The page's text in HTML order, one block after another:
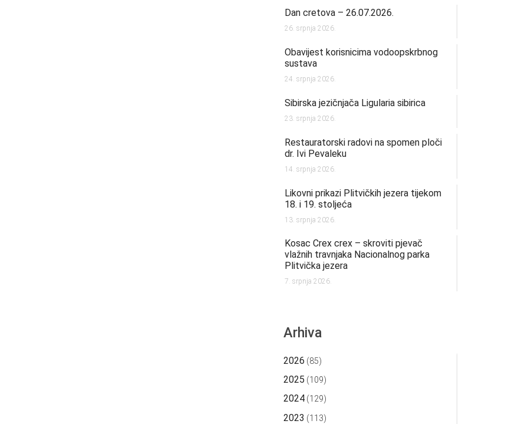
Dan cretova – 26.07.2026.
26. srpnja 2026.
Obavijest korisnicima vodoopskrbnog
sustava
24. srpnja 2026.
Sibirska jezičnjača Ligularia sibirica
23. srpnja 2026.
Restauratorski radovi na spomen ploči
dr. Ivi Pevaleku
14. srpnja 2026.
Likovni prikazi Plitvičkih jezera tijekom
18. i 19. stoljeća
13. srpnja 2026.
Kosac Crex crex – skroviti pjevač
vlažnih travnjaka Nacionalnog parka
Plitvička jezera
7. srpnja 2026.
Arhiva
2026 (85)
2025 (109)
2024 (129)
2023 (113)